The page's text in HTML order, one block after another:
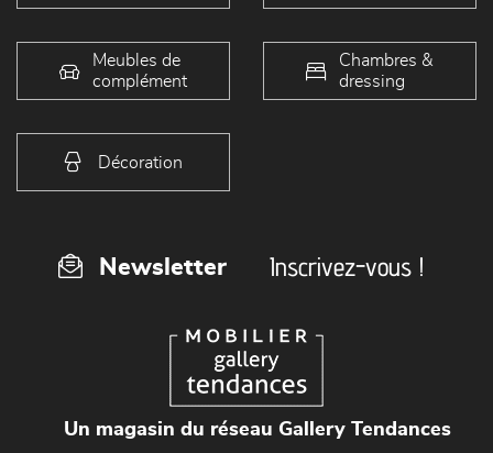
Meubles de
complément
Chambres &
dressing
Décoration
Newsletter Inscrivez-vous !
Un magasin du réseau Gallery Tendances